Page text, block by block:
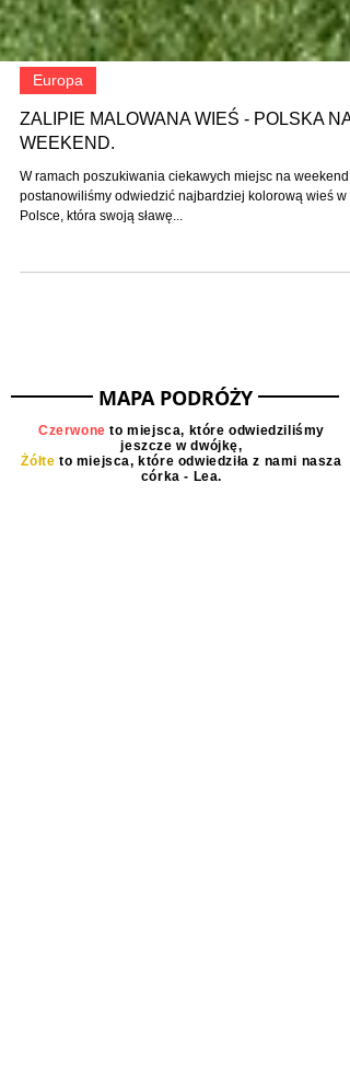
Europa
WEEKEND.
W ramach poszukiwania ciekawych miejsc na weekend
MAPA PODRÓŻY
Czerwoneto miejsca, które odwiedziliśmy
jeszcze w dwójkę,